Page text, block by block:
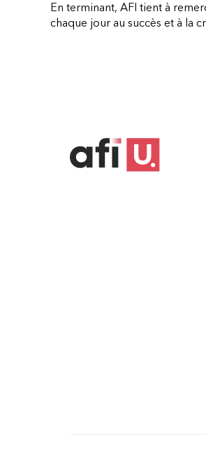
En terminant, AFI tient à
chaque jour au succès et à la